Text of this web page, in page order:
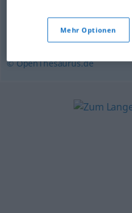
Handwerk,Kunst
© OpenThesaurus.de
Mehr Optionen